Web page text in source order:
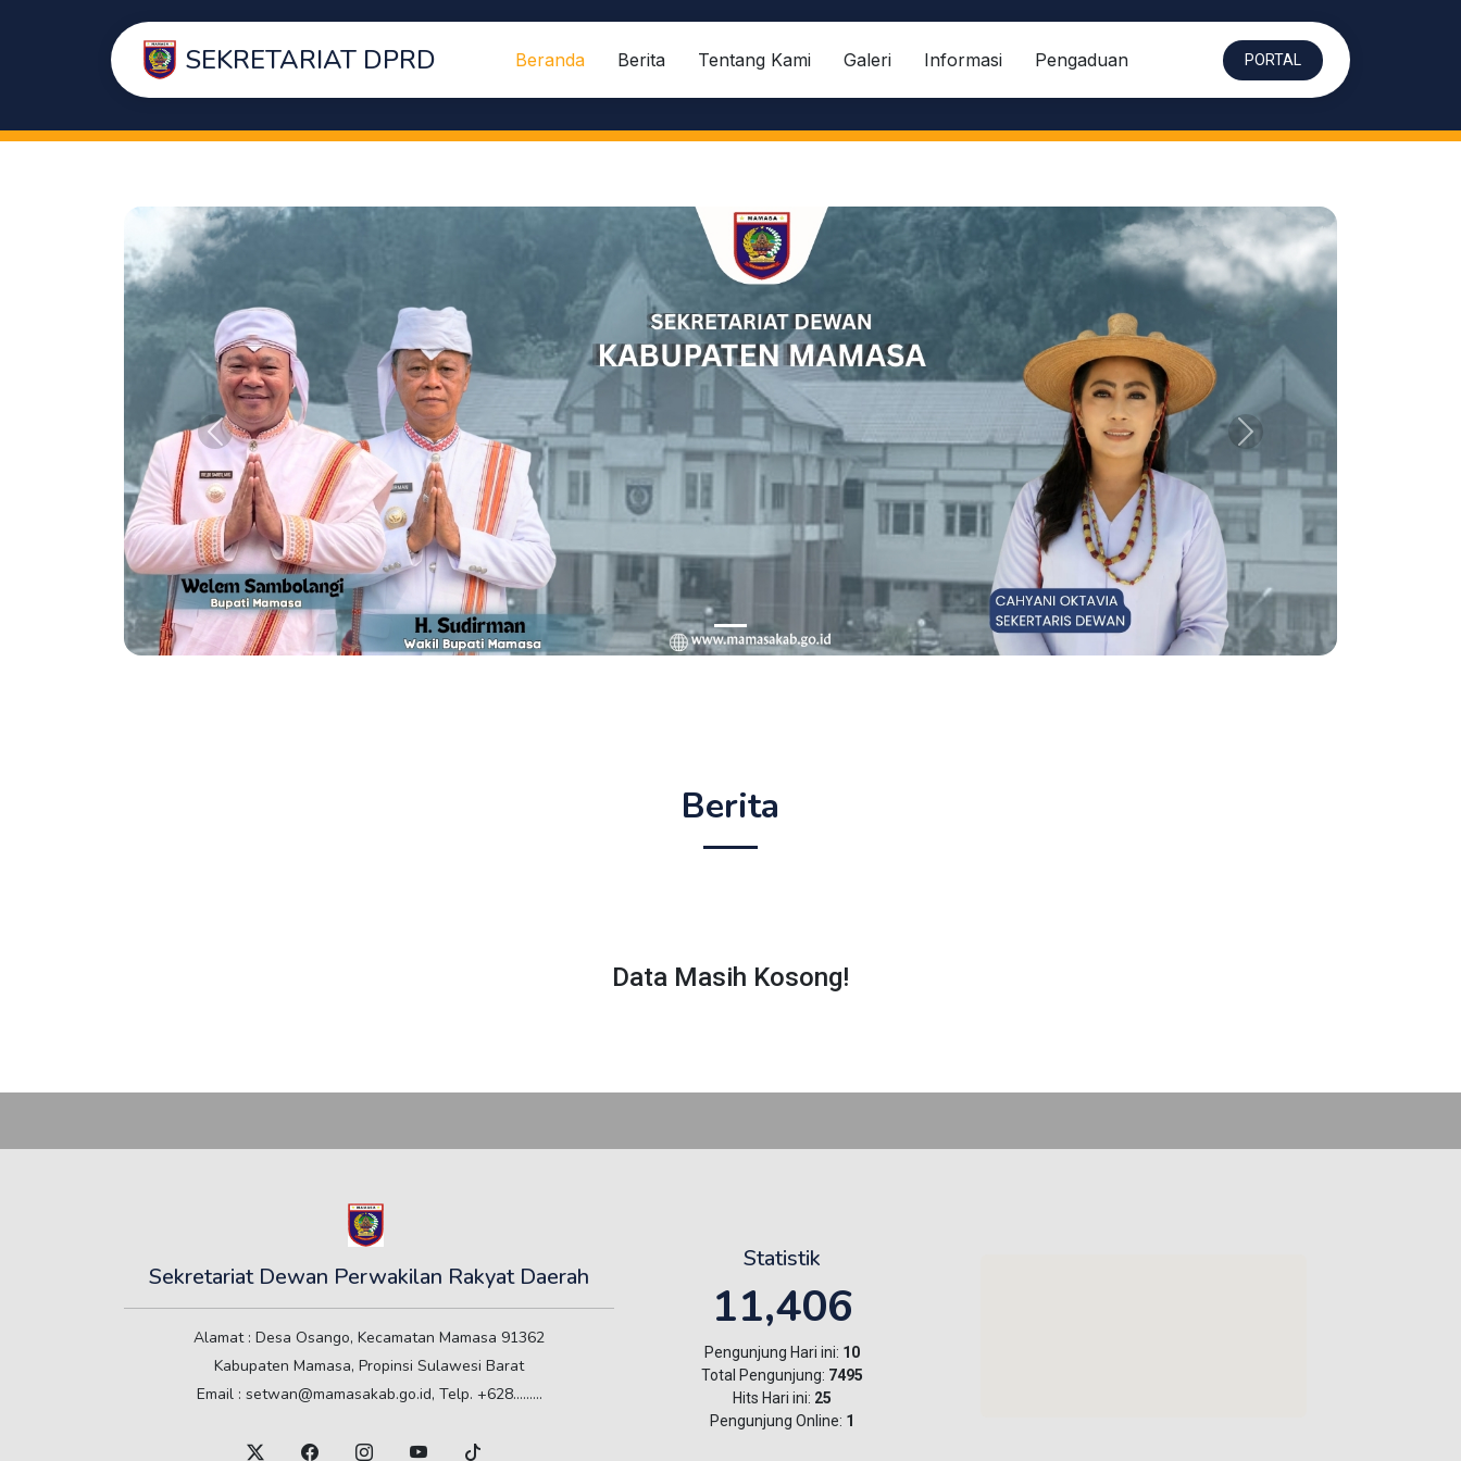
SEKRETARIAT DPRD Beranda Berita Tentang Kami Galeri Informasi Pengaduan PORTAL
Sebelumnya Berikutnya
Berita
Data Masih Kosong!
Sekretariat Dewan Perwakilan Rakyat Daerah
Alamat : Desa Osango, Kecamatan Mamasa 91362
Kabupaten Mamasa, Propinsi Sulawesi Barat
Email : setwan@mamasakab.go.id, Telp. +628.........
Statistik
11,406
Pengunjung Hari ini: 10
Total Pengunjung: 7495
Hits Hari ini: 25
Pengunjung Online: 1